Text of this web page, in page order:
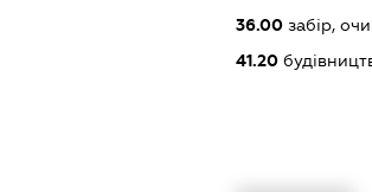
36.00забір,
41.20